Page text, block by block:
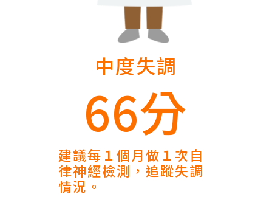
中度失調
66分
建議每１個月做１次自
律神經檢測，追蹤失調
情況。